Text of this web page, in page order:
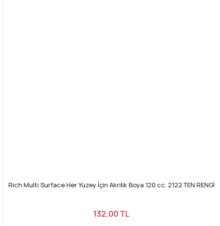
Rich Multi Surface Her Yüzey İçin Akrilik Boya 120 cc. 2122 TEN RENGİ
132,00 TL